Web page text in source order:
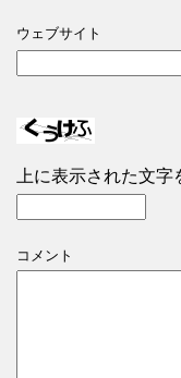
ウェブサイト
上に表示された文字
コメント